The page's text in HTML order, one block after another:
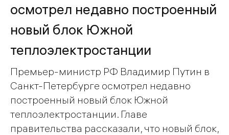
осмотрел недавно построенный
новый блок Южной
теплоэлектростанции
Премьер-министр РФ Владимир Путин в
Санкт-Петербурге осмотрел недавно
построенный новый блок Южной
теплоэлектростанции. Главе
правительства рассказали, что новый блок,